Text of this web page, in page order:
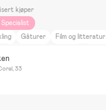
kjøper
Specialist
Gåturer Film og litteratur
33